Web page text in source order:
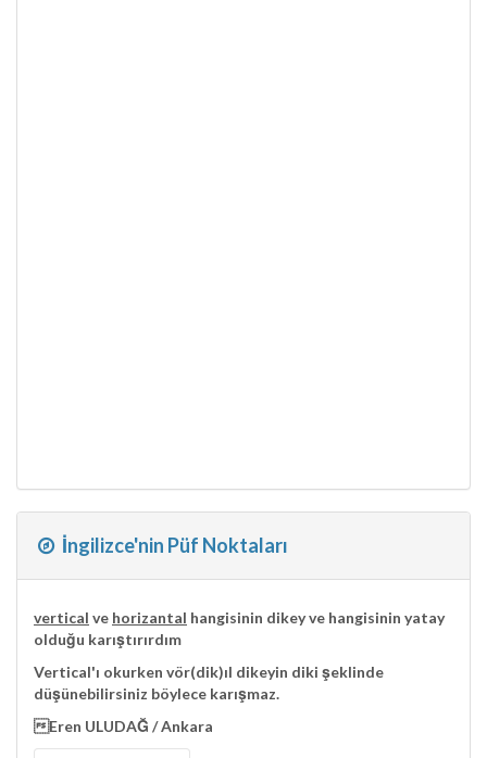
İngilizce'nin Püf Noktaları
vertical ve horizantal hangisinin dikey ve hangisinin yatay
olduğu karıştırırdım
Vertical'ı okurken vör(dik)ıl dikeyin diki şeklinde
düşünebilirsiniz böylece karışmaz.
Eren ULUDAĞ / Ankara